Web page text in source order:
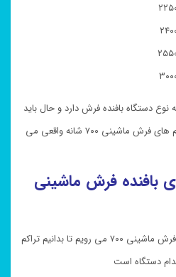
شانه بسته به نوع دستگاه بافنده فرش دارد و حال باید
تشخیص دهیم که کدام نوع تراکم های فرش ماشینی ۷۰۰ شانه واقعی می
بافنده فرش ماشینی
حال به سراغ دستگاه های بافنده فرش ماشینی ۷۰۰ می رویم تا بدانیم تراکم